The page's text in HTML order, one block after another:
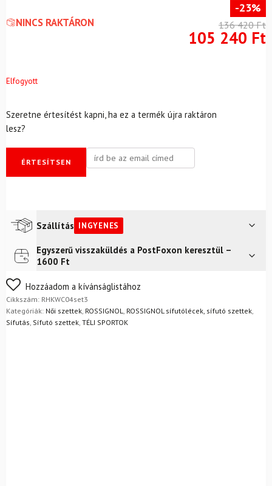
NINCS RAKTÁRON
-23%
136 420Ft
105 240 Ft
Elfogyott
Szeretne értesítést kapni, ha ez a termék újra raktáron
lesz?
ÉRTESÍTSEN
Szállítás INGYENES
Futár a címreIngyenes
Egyszerű visszaküldés a PostFoxon keresztül –
1600 Ft
Nem biztos a választásában? Semmi gond – a terméket
egyszerűen visszaküldheti 14 napon belül, indoklás nélkül.
Mik a visszaküldés feltételei?
Hozzáadom a kívánságlistához
Cikkszám: RHKWC04set3
Kategóriák: Női szettek, ROSSIGNOL, ROSSIGNOL sífutólécek, sífutó szettek,
Sífutás, Sífutó szettek, TÉLI SPORTOK